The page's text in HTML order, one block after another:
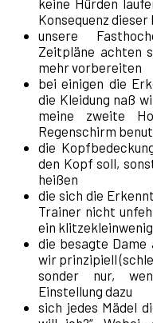
keine Hürden
Konsequenz
unsere
Zeitpläne achten
mehr vorbereiten
bei einigen die
die Kleidung naß
meine zweite
Regenschirm
die
den Kopf soll,
heißen
die sich die
Trainer nicht
ein
die besagte Dame
wir prinzipiell
sonder nur,
Einstellung dazu
sich jedes Mädel